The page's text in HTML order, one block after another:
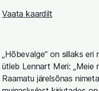
Vaata kaardilt
„Hõbevalge“ on sillaks eri
ütleb Lennart Meri: „Meie
Raamatu järelsõnas